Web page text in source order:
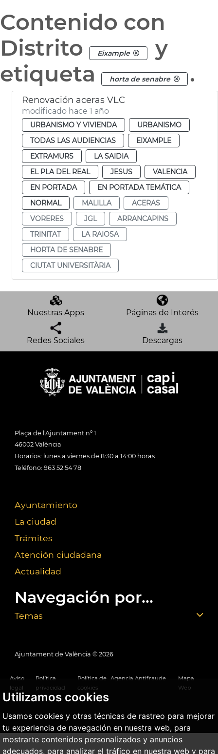
Utilizamos cookies
Usamos cookies y otras técnicas de rastreo para mejorar
tu experiencia de navegación en nuestra web, para
mostrarte contenidos personalizados y anuncios
adecuados, para analizar el tráfico en nuestra web y para
Contenido con
Distrito
Eixample
y
etiqueta
horta de senabre .
Renovación aceras VLC
modificado hace 1 año
URBANISMO Y VIVIENDA
URBANISMO
TODAS LAS AUDIENCIAS
EIXAMPLE
EXTRAMURS
LA SAIDIA
EL PLA DEL REAL
JESUS
VALENCIA
EN PORTADA
EN PORTADA TEMÁTICA
NORMAL
MALILLA
ACERAS
VORERES
JGL
ARRANCAPINS
TRINITAT
LA RAIOSA
HORTA DE SENABRE
CIUTAT UNIVERSITÀRIA
Nuestras Apps Páginas de Interés
Redes Sociales Descargas
Plaça de l'Ajuntament nº 1
46002 València
Horarios: lunes a viernes de 8:30 a 14:00 horas
Teléfono: 963 52 54 78
Ayuntamiento
La ciudad
Trámites
Atención ciudadana
Actualidad
Navegación por...
Temas
Ajuntament de València © 2026
Aviso
legal
Política
privacidad
Política de
cookies
Agencia Antifraude
Mapa
Web